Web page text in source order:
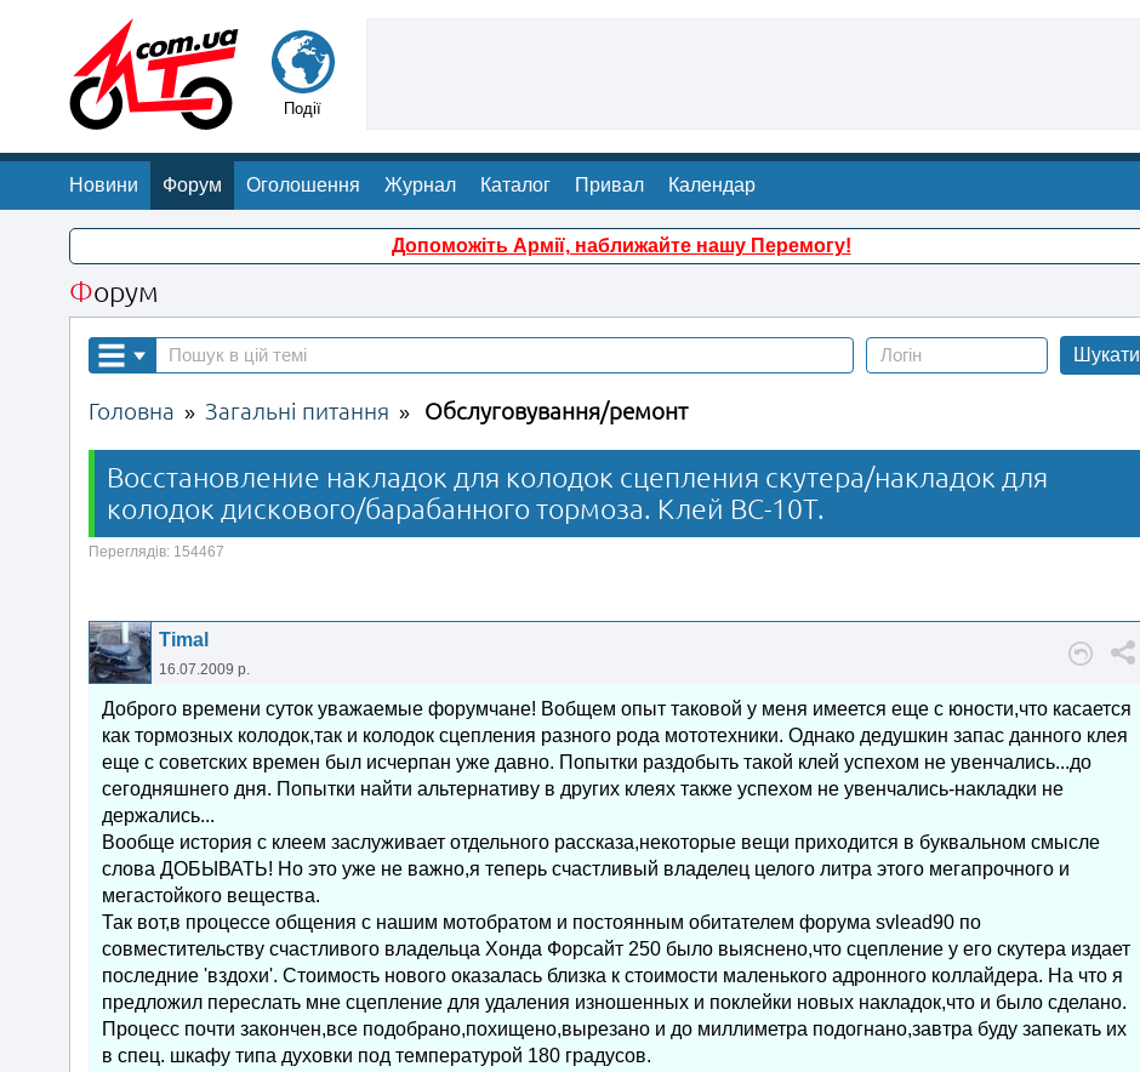
Події
Новини Форум Оголошення Журнал Каталог Привал Календар
Допоможіть Армії, наближайте нашу Перемогу!
Форум
Шукати
Головна » Загальні питання » Обслуговування/ремонт
Восстановление накладок для колодок сцепления скутера/накладок для
колодок дискового/барабанного тормоза. Клей ВС-10Т.
Переглядів: 154467
Timal
16.07.2009 р.
Доброго времени суток уважаемые форумчане! Вобщем опыт таковой у меня имеется еще с юности,что касается
как тормозных колодок,так и колодок сцепления разного рода мототехники. Однако дедушкин запас данного клея
еще с советских времен был исчерпан уже давно. Попытки раздобыть такой клей успехом не увенчались...до
сегодняшнего дня. Попытки найти альтернативу в других клеях также успехом не увенчались-накладки не
держались...
Вообще история с клеем заслуживает отдельного рассказа,некоторые вещи приходится в буквальном смысле
слова ДОБЫВАТЬ! Но это уже не важно,я теперь счастливый владелец целого литра этого мегапрочного и
мегастойкого вещества.
Так вот,в процессе общения с нашим мотобратом и постоянным обитателем форума svlead90 по
совместительству счастливого владельца Хонда Форсайт 250 было выяснено,что сцепление у его скутера издает
последние 'вздохи'. Стоимость нового оказалась близка к стоимости маленького адронного коллайдера. На что я
предложил переслать мне сцепление для удаления изношенных и поклейки новых накладок,что и было сделано.
Процесс почти закончен,все подобрано,похищено,вырезано и до миллиметра подогнано,завтра буду запекать их
в спец. шкафу типа духовки под температурой 180 градусов.